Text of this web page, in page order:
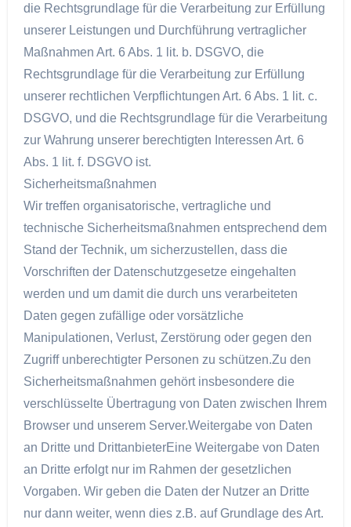
die Rechtsgrundlage für die Verarbeitung zur Erfüllung
unserer Leistungen und Durchführung vertraglicher
Maßnahmen Art. 6 Abs. 1 lit. b. DSGVO, die
Rechtsgrundlage für die Verarbeitung zur Erfüllung
unserer rechtlichen Verpflichtungen Art. 6 Abs. 1 lit. c.
DSGVO, und die Rechtsgrundlage für die Verarbeitung
zur Wahrung unserer berechtigten Interessen Art. 6
Abs. 1 lit. f. DSGVO ist.
Sicherheitsmaßnahmen
Wir treffen organisatorische, vertragliche und
technische Sicherheitsmaßnahmen entsprechend dem
Stand der Technik, um sicherzustellen, dass die
Vorschriften der Datenschutzgesetze eingehalten
werden und um damit die durch uns verarbeiteten
Daten gegen zufällige oder vorsätzliche
Manipulationen, Verlust, Zerstörung oder gegen den
Zugriff unberechtigter Personen zu schützen.Zu den
Sicherheitsmaßnahmen gehört insbesondere die
verschlüsselte Übertragung von Daten zwischen Ihrem
Browser und unserem Server.Weitergabe von Daten
an Dritte und DrittanbieterEine Weitergabe von Daten
an Dritte erfolgt nur im Rahmen der gesetzlichen
Vorgaben. Wir geben die Daten der Nutzer an Dritte
nur dann weiter, wenn dies z.B. auf Grundlage des Art.